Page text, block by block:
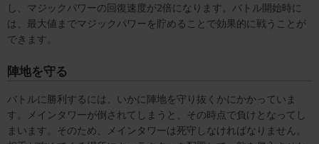
し、マジックパワーの回復速度が2倍になります。バトル開始時に
は、最大値までマジックパワーを貯めることで効果的に戦うことが
できます。
陣地を守る
バトルに勝利するには、いかに陣地を守り抜くかにかかっていま
す。メインタワーが倒されてしまうと、その時点で負けとなってし
まいます。そのため、メインタワーは死守しなければなりません。